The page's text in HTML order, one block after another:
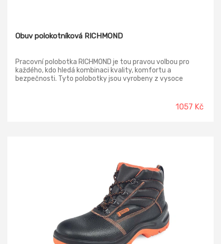
Obuv polokotníková RICHMOND
Pracovní polobotka RICHMOND je tou pravou volbou pro
každého, kdo hledá kombinaci kvality, komfortu a
bezpečnosti. Tyto polobotky jsou vyrobeny z vysoce
opotřebení. Svršek: broušená hovězinová useň VELUR v
tloušťce 1,7 - 1,9 mm Podšívka: laminovaná prodyšná
O1 FO SRC - bez ocelové tužinky.
1057 Kč